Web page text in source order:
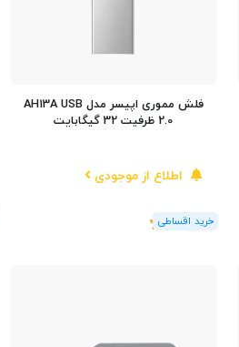
فلش مموری اپیسر مدل AH13A USB
2.0 ظرفیت 32 گیگابایت
اطلاع از موجودی
(1رای)
5